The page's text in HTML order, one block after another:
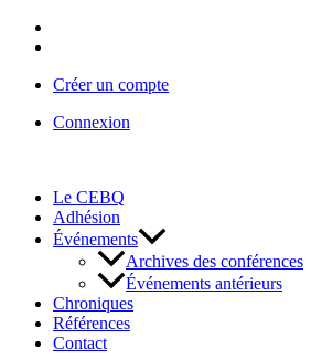
Aller
Créer un compte
Connexion
Le CEBQ
Adhésion
Événements
Archives des conférences
Événements antérieurs
Chroniques
Références
Contact